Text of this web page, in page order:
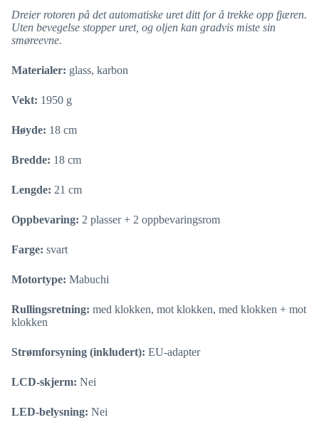
Dreier rotoren på det automatiske uret ditt for å trekke opp fjæren.
Uten bevegelse stopper uret, og oljen kan gradvis miste sin
smøreevne.
Materialer: glass, karbon
Vekt: 1950 g
Høyde: 18 cm
Bredde: 18 cm
Lengde: 21 cm
Oppbevaring: 2 plasser + 2 oppbevaringsrom
Farge: svart
Motortype: Mabuchi
Rullingsretning: med klokken, mot klokken, med klokken + mot
klokken
Strømforsyning (inkludert): EU-adapter
LCD-skjerm: Nei
LED-belysning: Nei